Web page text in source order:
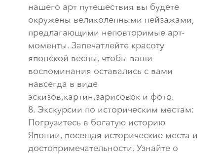
нашего арт путешествия вы будете
окружены великолепными пейзажами,
предлагающими неповторимые арт-
моменты. Запечатлейте красоту
японской весны, чтобы ваши
воспоминания оставались с вами
навсегда в виде
эскизов,картин,зарисовок и фото.
Экскурсии по историческим местам:
Погрузитесь в богатую историю
Японии, посещая исторические места и
достопримечательности. Узнайте о